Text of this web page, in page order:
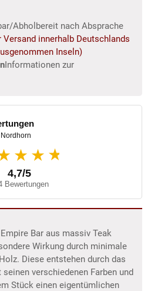
Abholbereit nach Absprache
Versand innerhalb Deutschlands
Inseln)
Informationen zur
★
4,7/5
Bewertungen
Bar aus massiv Teak
Wirkung durch minimale
Diese entstehen durch das
verschiedenen Farben und
Stück einen eigentümlichen